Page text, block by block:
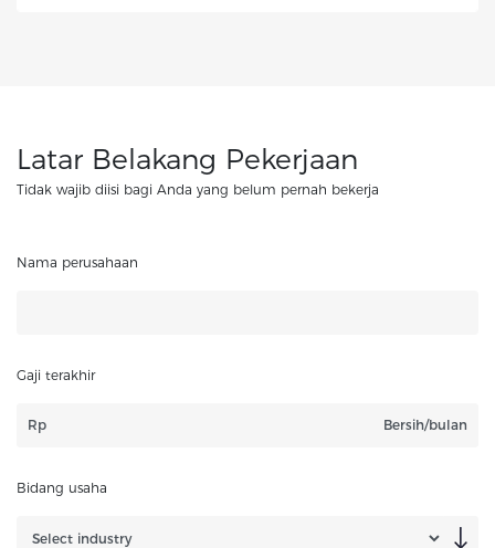
Latar Belakang Pekerjaan
Tidak wajib diisi bagi Anda yang belum pernah bekerja
Nama perusahaan
Gaji terakhir
Rp Bersih/bulan
Bidang usaha